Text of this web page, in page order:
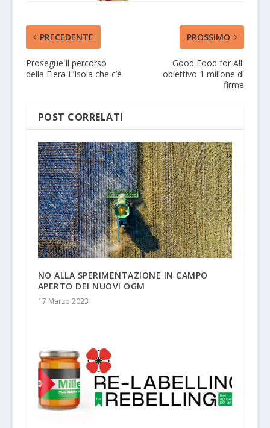
PRECEDENTE
Prosegue il percorso
della Fiera L’Isola che c’è
PROSSIMO
Good Food for All:
obiettivo 1 milione di
firme
POST CORRELATI
NO ALLA SPERIMENTAZIONE IN CAMPO
APERTO DEI NUOVI OGM
17 Marzo 2023